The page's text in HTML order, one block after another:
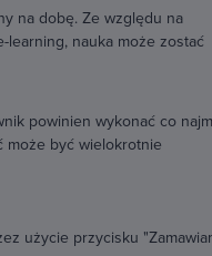
na dobę. Ze względu na
nauka może zostać
powinien wykonać co
może być wielokrotnie
użycie przycisku